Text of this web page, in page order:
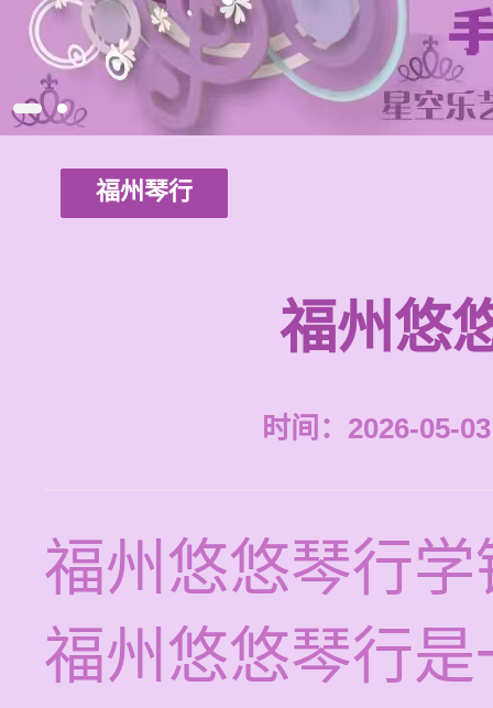
福州琴行
福州悠
时间：2026-05-
福州悠悠琴行
福州悠悠琴行